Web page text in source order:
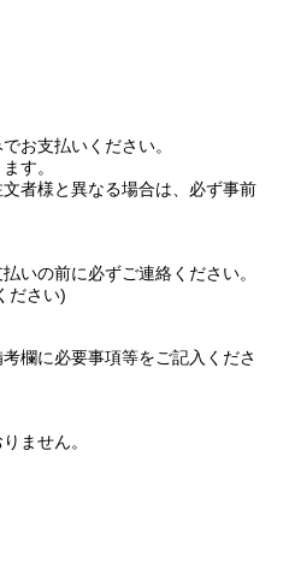
お支払いください。
す。
者様と異なる場合は、必ず事前
いの前に必ずご連絡ください。
ださい)
欄に必要事項等をご記入くださ
ません。